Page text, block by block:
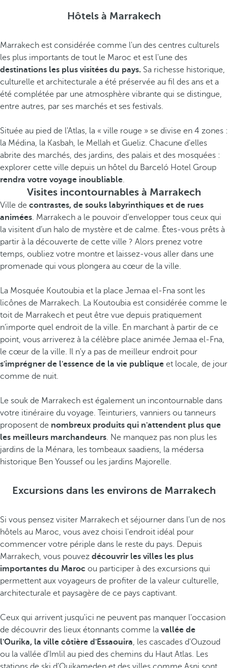
Hôtels à Marrakech
Marrakech est considérée comme l'un des centres culturels
les plus importants de tout le Maroc et est l'une des
destinations les plus visitées du pays. Sa richesse historique,
culturelle et architecturale a été préservée au fil des ans et a
été complétée par une atmosphère vibrante qui se distingue,
entre autres, par ses marchés et ses festivals.
Située au pied de l'Atlas, la « ville rouge » se divise en 4 zones :
la Médina, la Kasbah, le Mellah et Gueliz. Chacune d'elles
abrite des marchés, des jardins, des palais et des mosquées :
explorer cette ville depuis un hôtel du Barceló Hotel Group
rendra votre voyage inoubliable.
Visites incontournables à Marrakech
Ville de contrastes, de souks labyrinthiques et de rues
animées. Marrakech a le pouvoir d’envelopper tous ceux qui
la visitent d’un halo de mystère et de calme. Êtes-vous prêts à
partir à la découverte de cette ville ? Alors prenez votre
temps, oubliez votre montre et laissez-vous aller dans une
promenade qui vous plongera au cœur de la ville.
La Mosquée Koutoubia et la place Jemaa el-Fna sont les
licônes de Marrakech. La Koutoubia est considérée comme le
toit de Marrakech et peut être vue depuis pratiquement
n’importe quel endroit de la ville. En marchant à partir de ce
point, vous arriverez à la célèbre place animée Jemaa el-Fna,
le cœur de la ville. Il n'y a pas de meilleur endroit pour
s'imprégner de l'essence de la vie publique et locale, de jour
comme de nuit.
Le souk de Marrakech est également un incontournable dans
votre itinéraire du voyage. Teinturiers, vanniers ou tanneurs
proposent de nombreux produits qui n'attendent plus que
les meilleurs marchandeurs. Ne manquez pas non plus les
jardins de la Ménara, les tombeaux saadiens, la médersa
historique Ben Youssef ou les jardins Majorelle.
Excursions dans les environs de Marrakech
Si vous pensez visiter Marrakech et séjourner dans l'un de nos
hôtels au Maroc, vous avez choisi l'endroit idéal pour
commencer votre périple dans le reste du pays. Depuis
Marrakech, vous pouvez découvrir les villes les plus
importantes du Maroc ou participer à des excursions qui
permettent aux voyageurs de profiter de la valeur culturelle,
architecturale et paysagère de ce pays captivant.
Ceux qui arrivent jusqu'ici ne peuvent pas manquer l'occasion
de découvrir des lieux étonnants comme la vallée de
l'Ourika, la ville côtière d'Essaouira, les cascades d'Ouzoud
ou la vallée d'Imlil au pied des chemins du Haut Atlas. Les